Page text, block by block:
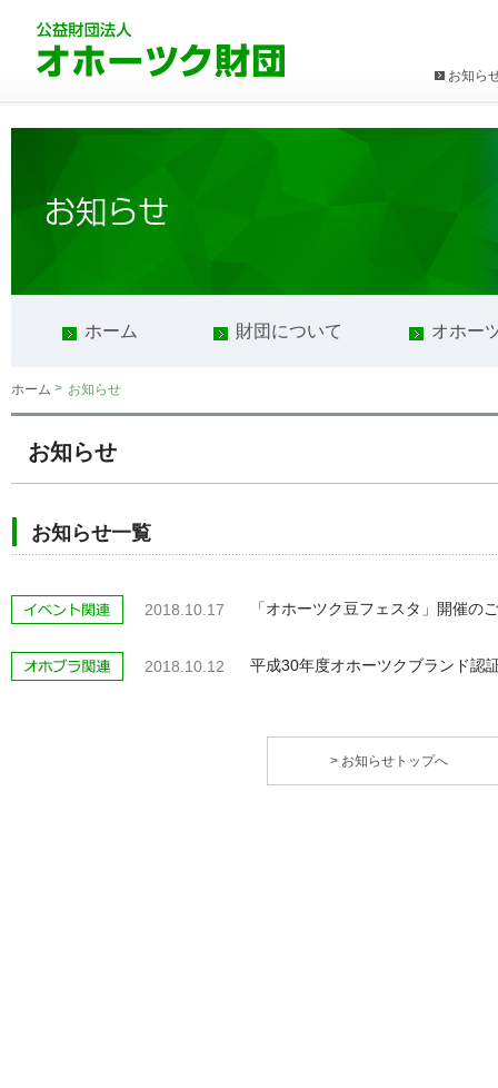
お知ら
ホーム 財団について オホー
ホーム > お知らせ
お知らせ
お知らせ一覧
2018.10.17 「オホーツク豆フェスタ」開催
2018.10.12 平成30年度オホーツクブランド認
> お知らせトップへ